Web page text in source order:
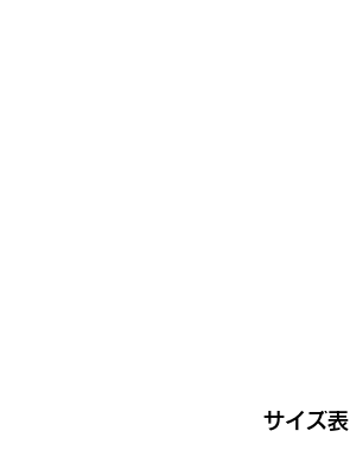
サイズ表